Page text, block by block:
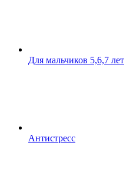
Для мальчиков 5,6,7 лет
Антистресс